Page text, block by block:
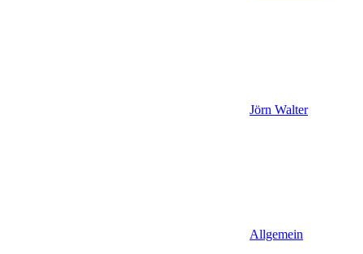
Jörn Walter
Allgemein